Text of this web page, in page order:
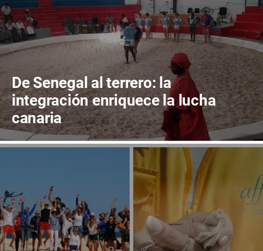
De Senegal al terrero: la
integración enriquece la lucha
canaria